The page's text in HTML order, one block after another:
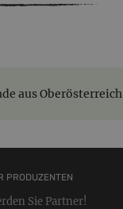
aus Oberösterreich
PRODUZENTEN
Sie Partner!